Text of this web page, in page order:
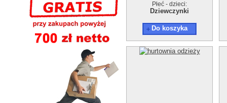
Płeć - dzieci:
Dziewczynki
Do koszyka